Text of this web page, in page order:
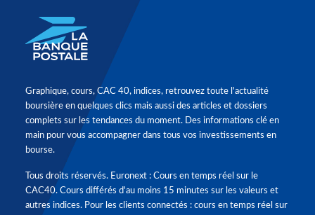
Graphique, cours, CAC 40, indices, retrouvez toute l'actualité
boursière en quelques clics mais aussi des articles et dossiers
complets sur les tendances du moment. Des informations clé en
main pour vous accompagner dans tous vos investissements en
bourse.
Tous droits réservés. Euronext : Cours en temps réel sur le
CAC40. Cours différés d'au moins 15 minutes sur les valeurs et
autres indices. Pour les clients connectés : cours en temps réel sur